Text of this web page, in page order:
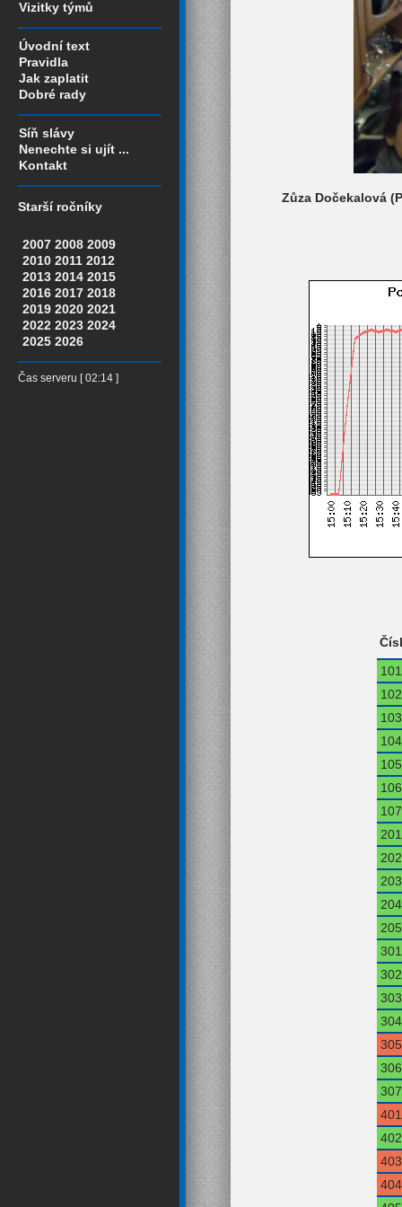
Vizitky týmů
Úvodní text
Pravidla
Jak zaplatit
Dobré rady
Síň slávy
Nenechte si ujít ...
Kontakt
Starší ročníky
2007 2008 2009
2010 2011 2012
2013 2014 2015
2016 2017 2018
2019 2020 2021
2022 2023 2024
2025 2026
Čas serveru [ 02:14 ]
Zůza Dočekalová
101
102
103
104
105
106
107
201
202
203
204
205
301
302
303
304
305
306
307
401
402
403
404